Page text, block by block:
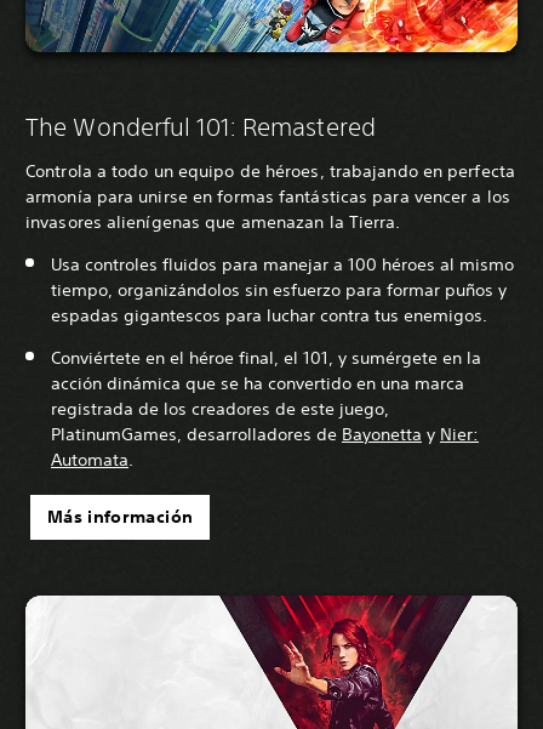
The Wonderful 101: Remastered
Controla a todo un equipo de héroes, trabajando en perfecta
armonía para unirse en formas fantásticas para vencer a los
invasores alienígenas que amenazan la Tierra.
Usa controles fluidos para manejar a 100 héroes al mismo
tiempo, organizándolos sin esfuerzo para formar puños y
espadas gigantescos para luchar contra tus enemigos.
Conviértete en el héroe final, el 101, y sumérgete en la
acción dinámica que se ha convertido en una marca
registrada de los creadores de este juego,
PlatinumGames, desarrolladores de Bayonetta y Nier:
Automata.
Más información